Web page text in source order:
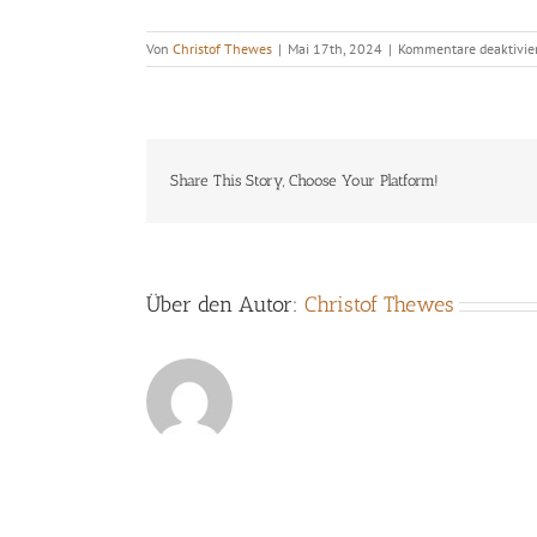
Von Christof Thewes | Mai 17th, 2024 | Kommentare
Share This Story, Choose Your Platform!
Über den Autor: Christof Thewes